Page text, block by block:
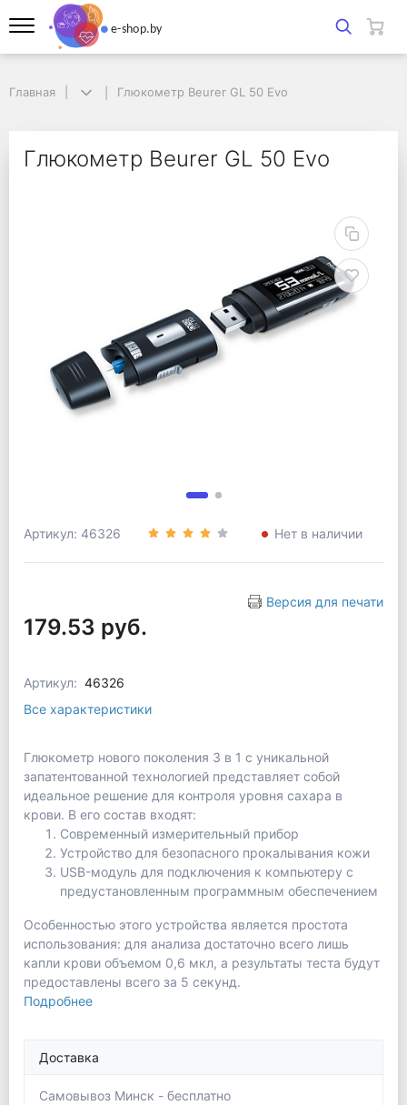
Глюкометр Beurer GL 50 Evo
Главная Глюкометр Beurer GL 50 Evo
Глюкометр Beurer GL 50 Evo
Артикул: 46326 Нет в наличии
Версия для печати
179.53 руб.
Артикул: 46326
Все характеристики
Глюкометр нового поколения 3 в 1 с уникальной
запатентованной технологией представляет собой
идеальное решение для контроля уровня сахара в
крови. В его состав входят:
Современный измерительный прибор
Устройство для безопасного прокалывания кожи
USB-модуль для подключения к компьютеру с
предустановленным программным обеспечением
Особенностью этого устройства является простота
использования: для анализа достаточно всего лишь
капли крови объемом 0,6 мкл, а результаты теста будут
предоставлены всего за 5 секунд.
Подробнее
Доставка
Самовывоз Минск - бесплатно